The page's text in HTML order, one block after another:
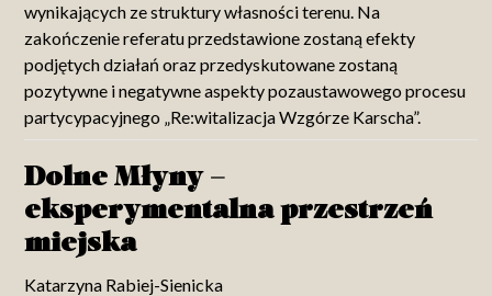
wynikających ze struktury własności terenu. Na
zakończenie referatu przedstawione zostaną efekty
podjętych działań oraz przedyskutowane zostaną
pozytywne i negatywne aspekty pozaustawowego procesu
partycypacyjnego „Re:witalizacja Wzgórze Karscha”.
Dolne Młyny –
eksperymentalna przestrzeń
miejska
Katarzyna Rabiej-Sienicka